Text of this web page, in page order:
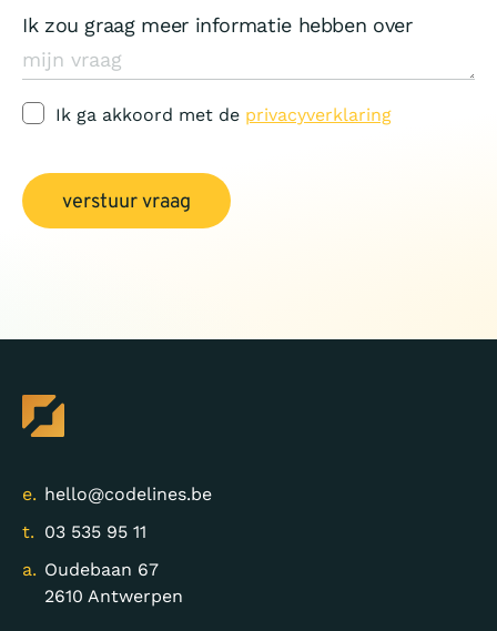
Ik zou graag meer informatie hebben over
Ik ga akkoord met de privacyverklaring
verstuur vraag
e. hello@codelines.be
t. 03 535 95 11
a. Oudebaan 67
2610 Antwerpen